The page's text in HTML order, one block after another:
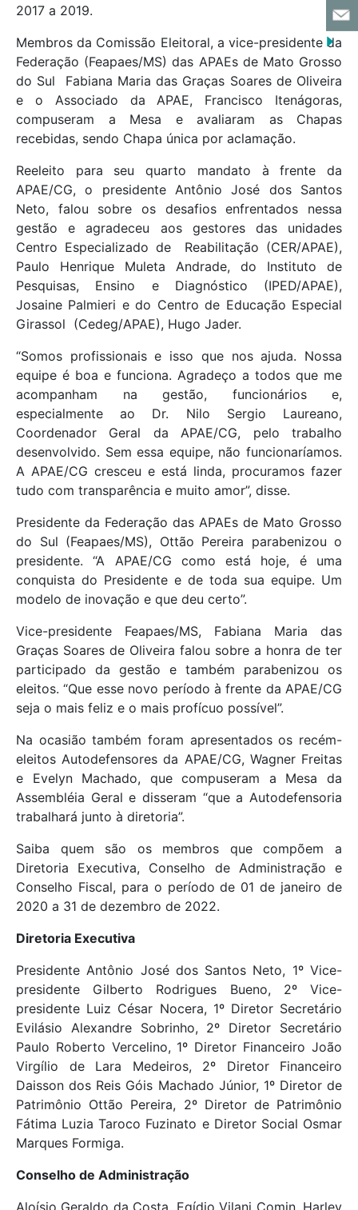
2017 a 2019.
Membros da Comissão Eleitoral, a vice-presidente da
Federação (Feapaes/MS) das APAEs de Mato Grosso
do Sul Fabiana Maria das Graças Soares de Oliveira
e o Associado da APAE, Francisco Itenágoras,
compuseram a Mesa e avaliaram as Chapas
recebidas, sendo Chapa única por aclamação.
Reeleito para seu quarto mandato à frente da
APAE/CG, o presidente Antônio José dos Santos
Neto, falou sobre os desafios enfrentados nessa
gestão e agradeceu aos gestores das unidades
Centro Especializado de Reabilitação (CER/APAE),
Paulo Henrique Muleta Andrade, do Instituto de
Pesquisas, Ensino e Diagnóstico (IPED/APAE),
Josaine Palmieri e do Centro de Educação Especial
Girassol (Cedeg/APAE), Hugo Jader.
“Somos profissionais e isso que nos ajuda. Nossa
equipe é boa e funciona. Agradeço a todos que me
acompanham na gestão, funcionários e,
especialmente ao Dr. Nilo Sergio Laureano,
Coordenador Geral da APAE/CG, pelo trabalho
desenvolvido. Sem essa equipe, não funcionaríamos.
A APAE/CG cresceu e está linda, procuramos fazer
tudo com transparência e muito amor”, disse.
Presidente da Federação das APAEs de Mato Grosso
do Sul (Feapaes/MS), Ottão Pereira parabenizou o
presidente. “A APAE/CG como está hoje, é uma
conquista do Presidente e de toda sua equipe. Um
modelo de inovação e que deu certo”.
Vice-presidente Feapaes/MS, Fabiana Maria das
Graças Soares de Oliveira falou sobre a honra de ter
participado da gestão e também parabenizou os
eleitos. “Que esse novo período à frente da APAE/CG
seja o mais feliz e o mais profícuo possível”.
Na ocasião também foram apresentados os recém-
eleitos Autodefensores da APAE/CG, Wagner Freitas
e Evelyn Machado, que compuseram a Mesa da
Assembléia Geral e disseram “que a Autodefensoria
trabalhará junto à diretoria”.
Saiba quem são os membros que compõem a
Diretoria Executiva, Conselho de Administração e
Conselho Fiscal, para o período de 01 de janeiro de
2020 a 31 de dezembro de 2022.
Diretoria Executiva
Presidente Antônio José dos Santos Neto, 1º Vice-
presidente Gilberto Rodrigues Bueno, 2º Vice-
presidente Luiz César Nocera, 1º Diretor Secretário
Evilásio Alexandre Sobrinho, 2º Diretor Secretário
Paulo Roberto Vercelino, 1º Diretor Financeiro João
Virgílio de Lara Medeiros, 2º Diretor Financeiro
Daisson dos Reis Góis Machado Júnior, 1º Diretor de
Patrimônio Ottão Pereira, 2º Diretor de Patrimônio
Fátima Luzia Taroco Fuzinato e Diretor Social Osmar
Marques Formiga.
Conselho de Administração
Aloísio Geraldo da Costa, Egídio Vilani Comin, Harley